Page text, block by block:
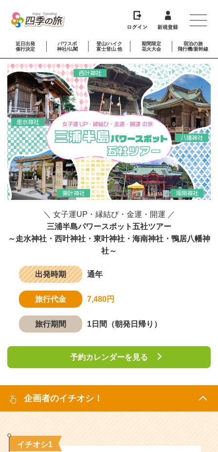
近日出発
催行決定
パワスポ
神社/仏閣
登山/ハイク
富士登山.他
期間限定
花火大会
宿泊の旅
飛行機/新幹線
＼ 女子運UP・縁結び・金運・開運 ／
三浦半島パワースポット五社ツアー
～走水神社・西叶神社・東叶神社・海南神社・鴨居八幡神
社～
出発時期 通年
旅行代金 7,480円
旅行期間 1日間（朝発日帰り）
予約カレンダーを見る
企画者のイチオシ！
イチオシ1